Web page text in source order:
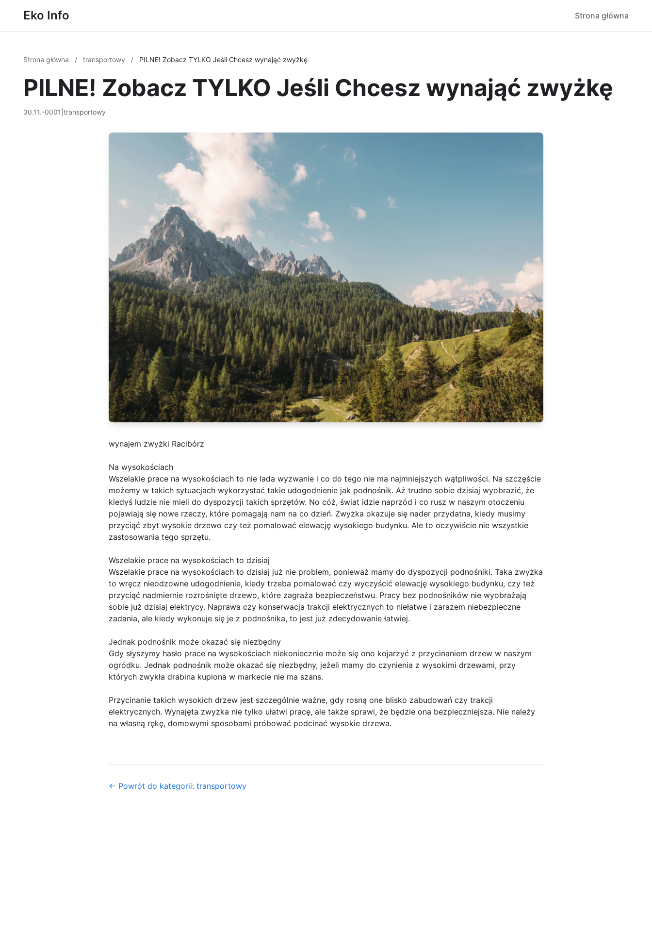
Eko Info Strona główna
Strona główna / transportowy / PILNE! Zobacz TYLKO Jeśli Chcesz wynająć zwyżkę
PILNE! Zobacz TYLKO Jeśli Chcesz wynająć zwyżkę
30.11.-0001 transportowy
wynajem zwyżki Racibórz
Na wysokościach
Wszelakie prace na wysokościach to nie lada wyzwanie i co do tego nie ma najmniejszych wątpliwości. Na szczęście
możemy w takich sytuacjach wykorzystać takie udogodnienie jak podnośnik. Aż trudno sobie dzisiaj wyobrazić, że
kiedyś ludzie nie mieli do dyspozycji takich sprzętów. No cóż, świat idzie naprzód i co rusz w naszym otoczeniu
pojawiają się nowe rzeczy, które pomagają nam na co dzień. Zwyżka okazuje się nader przydatna, kiedy musimy
przyciąć zbyt wysokie drzewo czy też pomalować elewację wysokiego budynku. Ale to oczywiście nie wszystkie
zastosowania tego sprzętu.
Wszelakie prace na wysokościach to dzisiaj
Wszelakie prace na wysokościach to dzisiaj już nie problem, ponieważ mamy do dyspozycji podnośniki. Taka zwyżka
to wręcz nieodzowne udogodnienie, kiedy trzeba pomalować czy wyczyścić elewację wysokiego budynku, czy też
przyciąć nadmiernie rozrośnięte drzewo, które zagraża bezpieczeństwu. Pracy bez podnośników nie wyobrażają
sobie już dzisiaj elektrycy. Naprawa czy konserwacja trakcji elektrycznych to niełatwe i zarazem niebezpieczne
zadania, ale kiedy wykonuje się je z podnośnika, to jest już zdecydowanie łatwiej.
Jednak podnośnik może okazać się niezbędny
Gdy słyszymy hasło prace na wysokościach niekoniecznie może się ono kojarzyć z przycinaniem drzew w naszym
ogródku. Jednak podnośnik może okazać się niezbędny, jeżeli mamy do czynienia z wysokimi drzewami, przy
których zwykła drabina kupiona w markecie nie ma szans.
Przycinanie takich wysokich drzew jest szczególnie ważne, gdy rosną one blisko zabudowań czy trakcji
elektrycznych. Wynajęta zwyżka nie tylko ułatwi pracę, ale także sprawi, że będzie ona bezpieczniejsza. Nie należy
na własną rękę, domowymi sposobami próbować podcinać wysokie drzewa.
← Powrót do kategorii: transportowy